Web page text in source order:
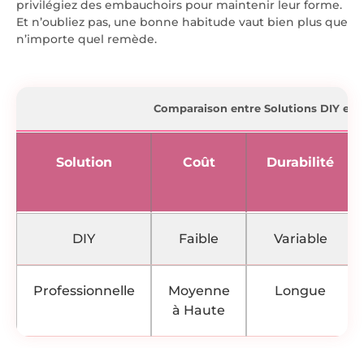
privilégiez des embauchoirs pour maintenir leur forme.
Et n’oubliez pas, une bonne habitude vaut bien plus que
n’importe quel remède.
Comparaison entre Solutions DIY et
Solution Coût Durabilité
DIY Faible Variable
Professionnelle
Moyenne
à Haute
Longue